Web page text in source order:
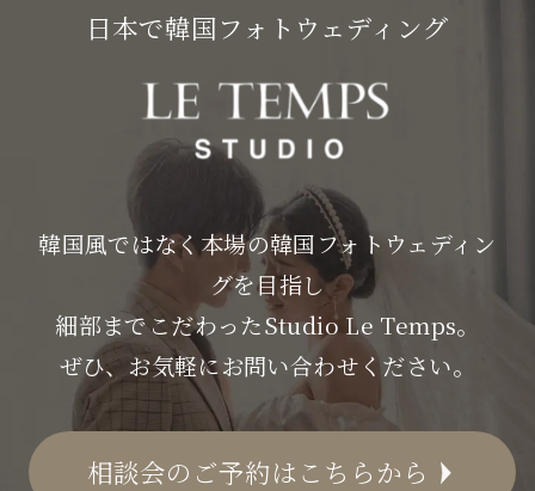
日本で韓国フォトウェディング
韓国風ではなく本場の韓国フォトウェディン
グを目指し
細部までこだわったStudio Le Temps。
ぜひ、お気軽にお問い合わせください。
相談会のご予約はこちらから